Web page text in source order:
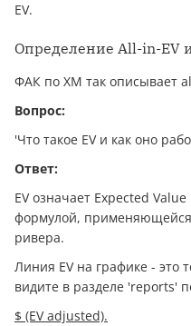
EV.
Определение All-in-EV
ФАК по ХМ так описывает
Вопрос:
'Что такое EV и как оно
Ответ:
EV означает Expected
формулой, применяющейся
ривера.
Линия EV на графике - это
видите в разделе 'reports'
$ (EV adjusted).